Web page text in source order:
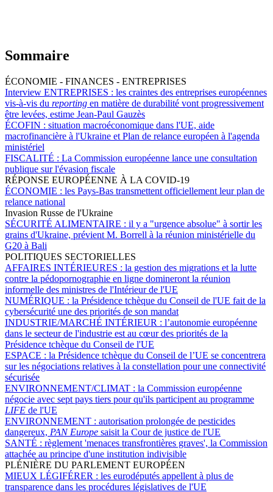
Sommaire
ÉCONOMIE - FINANCES - ENTREPRISES
Interview ENTREPRISES : les craintes des entreprises européennes
vis-à-vis du reporting en matière de durabilité vont progressivement
être levées, estime Jean-Paul Gauzès
ÉCOFIN : situation macroéconomique dans l'UE, aide
macrofinancière à l'Ukraine et Plan de relance européen à l'agenda
ministériel
FISCALITÉ : La Commission européenne lance une consultation
publique sur l'évasion fiscale
RÉPONSE EUROPÉENNE À LA COVID-19
ÉCONOMIE : les Pays-Bas transmettent officiellement leur plan de
relance national
Invasion Russe de l'Ukraine
SÉCURITÉ ALIMENTAIRE : il y a "urgence absolue" à sortir les
grains d'Ukraine, prévient M. Borrell à la réunion ministérielle du
G20 à Bali
POLITIQUES SECTORIELLES
AFFAIRES INTÉRIEURES : la gestion des migrations et la lutte
contre la pédopornographie en ligne domineront la réunion
informelle des ministres de l'Intérieur de l'UE
NUMÉRIQUE : la Présidence tchèque du Conseil de l'UE fait de la
cybersécurité une des priorités de son mandat
INDUSTRIE/MARCHÉ INTÉRIEUR : l’autonomie européenne
dans le secteur de l'industrie est au cœur des priorités de la
Présidence tchèque du Conseil de l'UE
ESPACE : la Présidence tchèque du Conseil de l’UE se concentrera
sur les négociations relatives à la constellation pour une connectivité
sécurisée
ENVIRONNEMENT/CLIMAT : la Commission européenne
négocie avec sept pays tiers pour qu'ils participent au programme
LIFE de l'UE
ENVIRONNEMENT : autorisation prolongée de pesticides
dangereux, PAN Europe saisit la Cour de justice de l'UE
SANTÉ : règlement 'menaces transfrontières graves', la Commission
attachée au principe d'une institution indivisible
PLÉNIÈRE DU PARLEMENT EUROPÉEN
MIEUX LÉGIFÉRER : les eurodéputés appellent à plus de
transparence dans les procédures législatives de l'UE